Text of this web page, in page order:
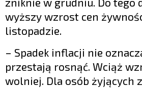
wyższy wzrost cen
listopadzie.
– Spadek inflacji nie
przestają rosnąć. Wciąż
wolniej. Dla osób żyjących